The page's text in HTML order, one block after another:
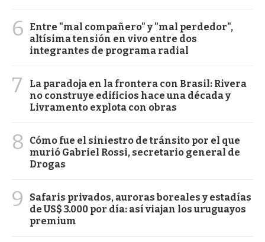
6
Entre "mal compañero" y "mal perdedor",
altísima tensión en vivo entre dos
integrantes de programa radial
7
La paradoja en la frontera con Brasil: Rivera
no construye edificios hace una década y
Livramento explota con obras
8
Cómo fue el siniestro de tránsito por el que
murió Gabriel Rossi, secretario general de
Drogas
9
Safaris privados, auroras boreales y estadías
de US$ 3.000 por día: así viajan los uruguayos
premium